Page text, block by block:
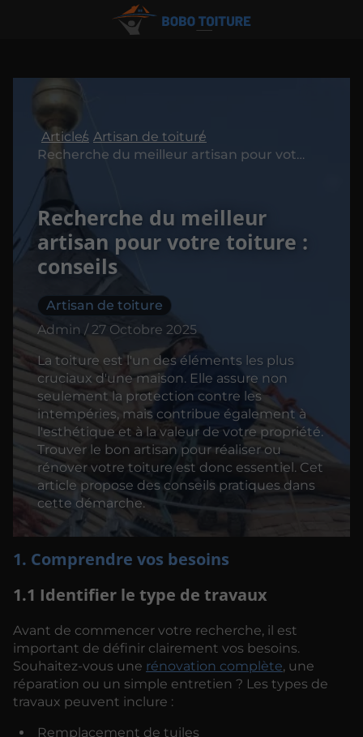
Articles Artisan de toiture
Recherche du meilleur artisan pour votre toiture : conseils
Recherche du meilleur
artisan pour votre toiture :
conseils
Artisan de toiture
Admin / 27 Octobre 2025
La toiture est l'un des éléments les plus
cruciaux d'une maison. Elle assure non
seulement la protection contre les
intempéries, mais contribue également à
l'esthétique et à la valeur de votre propriété.
Trouver le bon artisan pour réaliser ou
rénover votre toiture est donc essentiel. Cet
article propose des conseils pratiques dans
cette démarche.
1. Comprendre vos besoins
1.1 Identifier le type de travaux
Avant de commencer votre recherche, il est
important de définir clairement vos besoins.
Souhaitez-vous une rénovation complète, une
réparation ou un simple entretien ? Les types de
travaux peuvent inclure :
Remplacement de tuiles